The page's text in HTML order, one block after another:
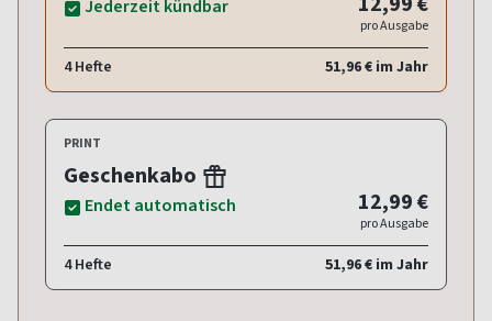
Jederzeit kündbar
pro Ausgabe
4 Hefte 51,96 € im Jahr
PRINT
Geschenkabo
Endet automatisch 12,99 €
pro Ausgabe
4 Hefte 51,96 € im Jahr